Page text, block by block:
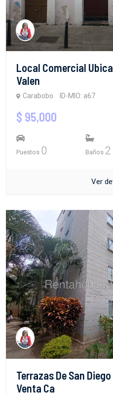
Local Comercial
Valen
Carabobo ID-MIO: a67
$ 95,000
Puestos 0 Baños 2
Ver
Terrazas De San
Venta Ca